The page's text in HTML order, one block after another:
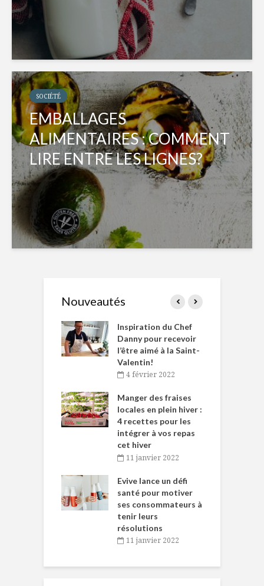
SOCIÉTÉ
EMBALLAGES
ALIMENTAIRES : COMMENT
LIRE ENTRE LES LIGNES?
Nouveautés
Inspiration du Chef
Danny pour recevoir
l’être aimé à la Saint-
Valentin!
4 février 2022
Manger des fraises
locales en plein hiver :
4 recettes pour les
intégrer à vos repas
cet hiver
11 janvier 2022
Evive lance un défi
santé pour motiver
ses consommateurs à
tenir leurs
résolutions
11 janvier 2022